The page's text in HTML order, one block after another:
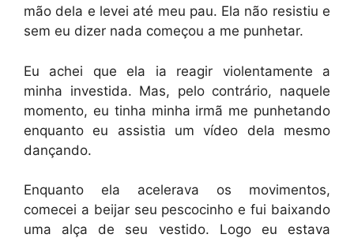
mão dela e levei até meu pau. Ela não resistiu e
sem eu dizer nada começou a me punhetar.
Eu achei que ela ia reagir violentamente a
minha investida. Mas, pelo contrário, naquele
momento, eu tinha minha irmã me punhetando
enquanto eu assistia um vídeo dela mesmo
dançando.
Enquanto ela acelerava os movimentos,
comecei a beijar seu pescocinho e fui baixando
uma alça de seu vestido. Logo eu estava